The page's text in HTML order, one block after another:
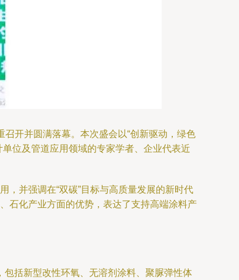
开并圆满落幕。本次盛会以“创新驱动，绿色
位及管道应用领域的专家学者、企业代表近
并强调在“双碳”目标与高质量发展的新时代
石化产业方面的优势，表达了支持高端涂料产
括新型改性环氧、无溶剂涂料、聚脲弹性体